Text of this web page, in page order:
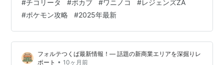
ん！新ポケモンじゃないの！？」って驚きました😲 でも
ね、調べれば調べるほど、今回のZA御三家はただの再登
場じゃないんです🔥 メガ進化っていう、とんでもない強
化システムが待ってるんですよ…！✨ この記事では、ZA
御三家の最終進化につい…
#チコリータ #ポカブ #ワニノコ #レジェンズZA
#ポケモン攻略 #2025年最新
フォルテつくば最新情報！— 話題の新商業エリアを深掘りレ
ポート • 10ヶ月前